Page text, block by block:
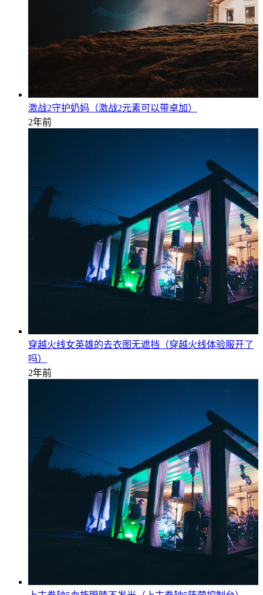
激战2守护奶妈（激战2元素可以带卓加）
2年前
穿越火线女英雄的去衣图无遮挡（穿越火线体验服开了
吗）
2年前